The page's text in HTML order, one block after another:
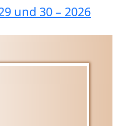
und 30 – 2026